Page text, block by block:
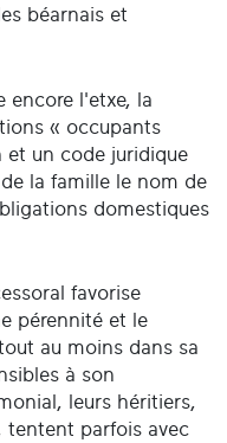
béarnais et
encore l'etxe, la
« occupants
et un code juridique
la famille le nom de
domestiques
favorise
pérennité et le
au moins dans sa
à son
leurs héritiers,
tentent parfois avec